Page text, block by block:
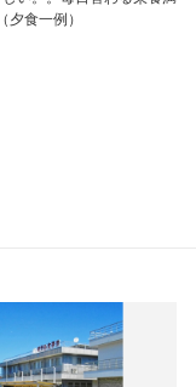
夕食一例）